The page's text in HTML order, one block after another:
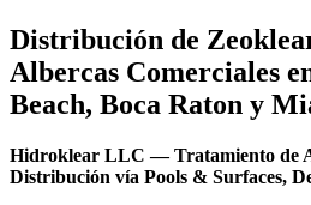
Distribución de
Albercas Comerciales
Beach, Boca Raton y
Hidroklear LLC — Tratamiento de
Distribución vía Pools & Surfaces,